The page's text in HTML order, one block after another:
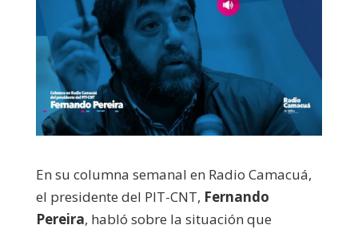
En su columna semanal en Radio Camacuá,
el presidente del PIT-CNT, Fernando
Pereira, habló sobre la situación que